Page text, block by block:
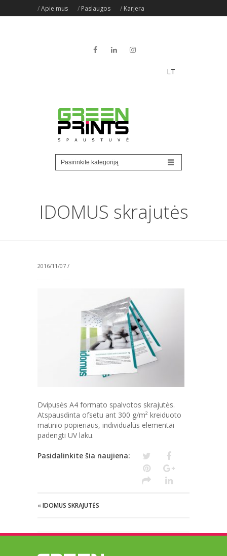
/Apie mus / Paslaugos / Karjera
LT
IDOMUS skrajutės
2016/11/07 /
Dvipusės A4 formato spalvotos skrajutės.
Atspausdinta ofsetu ant 300 g/m² kreiduoto
matinio popieriaus, individualūs elementai
padengti UV laku.
Pasidalinkite šia naujiena:
«IDOMUS SKRAJUTĖS